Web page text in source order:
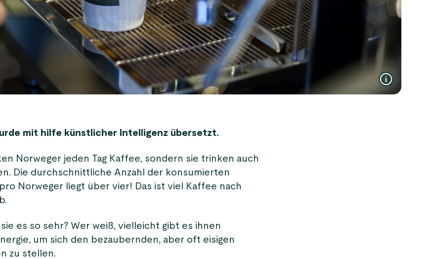
mit hilfe künstlicher Intelligenz übersetzt.
Norweger jeden Tag Kaffee, sondern sie trinken auch
Die durchschnittliche Anzahl der konsumierten
Norweger liegt über vier! Das ist viel Kaffee nach
es so sehr? Wer weiß, vielleicht gibt es ihnen
um sich den bezaubernden, aber oft eisigen
zu stellen.